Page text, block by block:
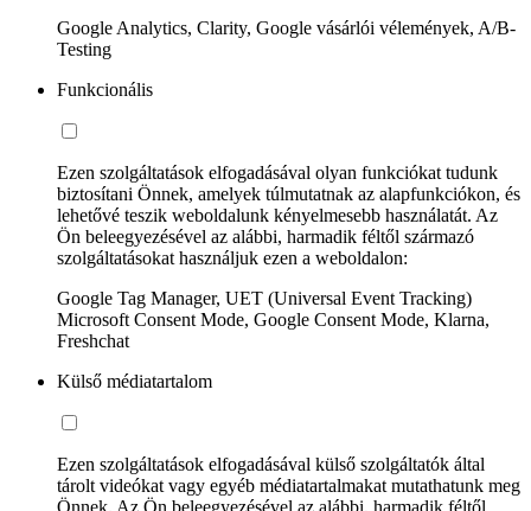
Google Analytics, Clarity, Google vásárlói vélemények, A/B-
Testing
Funkcionális
Ezen szolgáltatások elfogadásával olyan funkciókat tudunk
biztosítani Önnek, amelyek túlmutatnak az alapfunkciókon, és
lehetővé teszik weboldalunk kényelmesebb használatát. Az
Ön beleegyezésével az alábbi, harmadik féltől származó
szolgáltatásokat használjuk ezen a weboldalon:
Google Tag Manager, UET (Universal Event Tracking)
Microsoft Consent Mode, Google Consent Mode, Klarna,
Freshchat
Külső médiatartalom
Ezen szolgáltatások elfogadásával külső szolgáltatók által
tárolt videókat vagy egyéb médiatartalmakat mutathatunk meg